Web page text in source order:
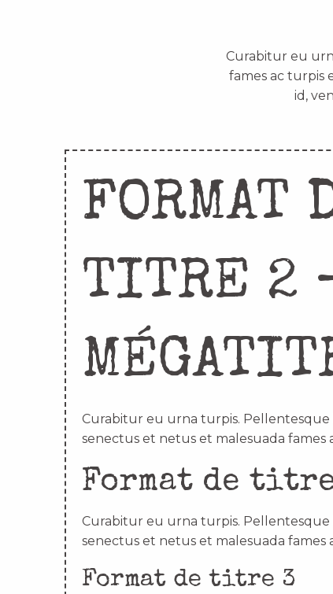
Curabitur eu
fames ac turpis
id,
FORMAT
TITRE 2
Curabitur eu urna turpis.
senectus et netus et malesuada fames
Format de
Curabitur eu urna turpis.
senectus et netus et malesuada fames
Format de titre 3